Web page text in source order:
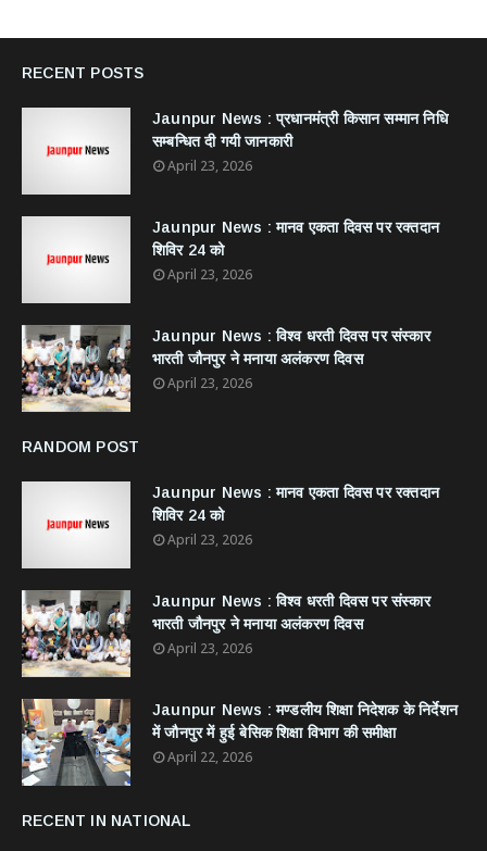
RECENT POSTS
Jaunpur News : ​प्रधानमंत्री किसान सम्मान निधि
सम्बन्धित दी गयी जानकारी
April 23, 2026
Jaunpur News : ​मानव एकता दिवस पर रक्तदान
शिविर 24 को
April 23, 2026
Jaunpur News : विश्व धरती दिवस पर संस्कार
भारती जौनपुर ने मनाया अलंकरण दिवस
April 23, 2026
RANDOM POST
Jaunpur News : ​मानव एकता दिवस पर रक्तदान
शिविर 24 को
April 23, 2026
Jaunpur News : विश्व धरती दिवस पर संस्कार
भारती जौनपुर ने मनाया अलंकरण दिवस
April 23, 2026
Jaunpur News : ​मण्डलीय शिक्षा निदेशक के निर्देशन
में जौनपुर में हुई बेसिक शिक्षा विभाग की समीक्षा
April 22, 2026
RECENT IN NATIONAL